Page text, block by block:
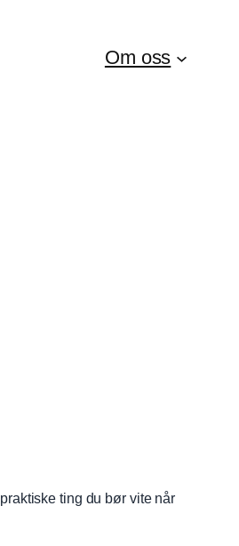
Om oss
ting du bør vite når